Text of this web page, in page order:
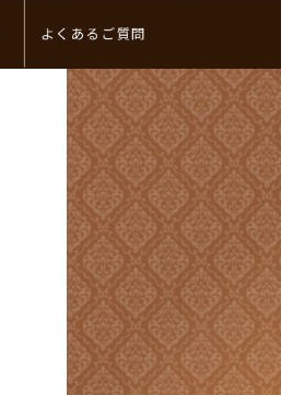
よくあるご質問